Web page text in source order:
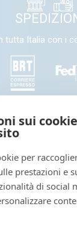
sui
per
prestazioni e
di social
tutta Italia con i
SEGUICI
con noi sui
informato: